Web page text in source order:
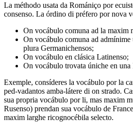
La méthodo usata da Romániço por
consenso. La órdino di préfero por nova
On vocábulo comuna ad la maxim
On vocábulo comuna ad admínime
plura Germanichensos;
On vocábulo en clásica Latinenso;
On vocábulo trovata úniche en una
Exemple, consíderes la vocábulo por la
ped-vadantos amba-látere di on strado.
sua propria vocábulo por li, mas maxim
Rusenso) prendan sua vocábulo de
maxim larghe ricognocébila selecto.